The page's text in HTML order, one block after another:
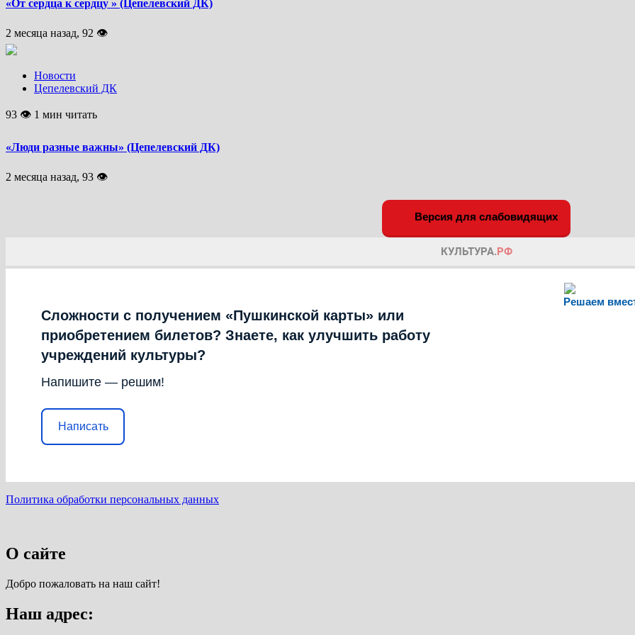
«От сердца к сердцу » (Цепелевский ДК)
2 месяца назад, 92 👁
Новости
Цепелевский ДК
93 👁 1 мин читать
«Люди разные важны» (Цепелевский ДК)
2 месяца назад, 93 👁
Версия для слабовидящих
Решаем
Сложности с получением «Пушкинской карты» или
приобретением билетов? Знаете, как улучшить работу
учреждений культуры?
Напишите — решим!
Написать
Политика обработки персональных данных
О сайте
Добро пожаловать на наш сайт!
Наш адрес: